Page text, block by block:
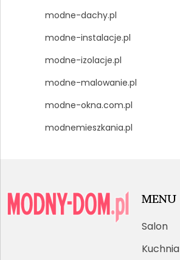
modne-dachy.pl
modne-instalacje.pl
modne-izolacje.pl
modne-malowanie.pl
modne-okna.com.pl
modnemieszkania.pl
MENU
Salon
Kuchnia